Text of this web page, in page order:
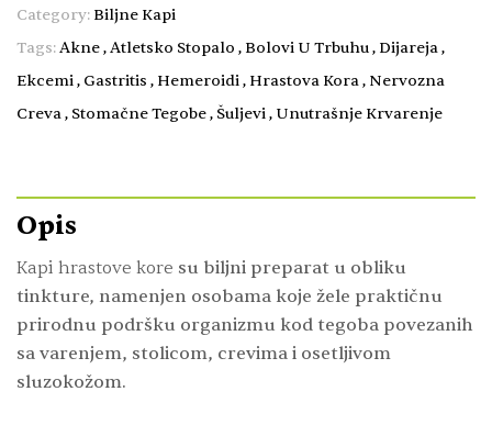
Category: Biljne Kapi
Tags:Akne,Atletsko Stopalo , Bolovi U Trbuhu, Dijareja,
Ekcemi, Gastritis , Hemeroidi, Hrastova Kora, Nervozna
Creva, Stomačne Tegobe, Šuljevi, Unutrašnje Krvarenje
Opis
Kapi hrastove kore su biljni preparat u obliku
tinkture, namenjen osobama koje žele praktičnu
prirodnu podršku organizmu kod tegoba povezanih
sa varenjem, stolicom, crevima i osetljivom
sluzokožom.